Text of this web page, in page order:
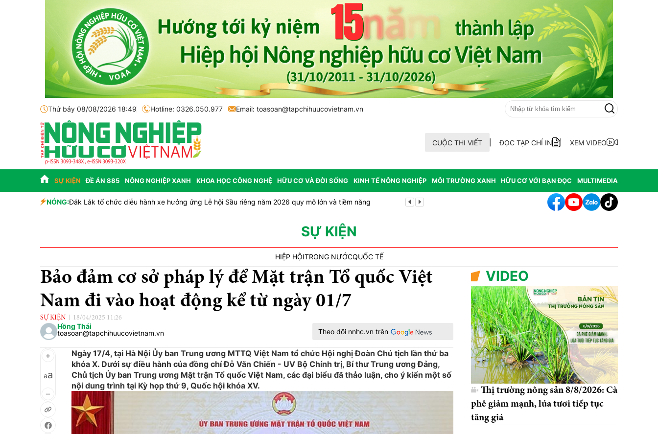
Thứ bảy 08/08/2026 18:49 Hotline: 0326.050.977 Email: toasoan@tapchihuucovietnam.vn
CUỘC THI VIẾT ĐỌC TẠP CHÍ IN XEM VIDEO
SỰ KIỆN ĐỀ ÁN 885 NÔNG NGHIỆP XANH KHOA HỌC CÔNG NGHỆ HỮU CƠ VÀ ĐỜI SỐNG KINH TẾ NÔNG NGHIỆP MÔI TRƯỜNG XANH HỮU CƠ VỚI BẠN ĐỌC MULTIMEDIA
NÓNG:Đắk Lắk tổ chức diễu hành xe hưởng ứng Lễ hội Sầu riêng năm 2026 quy mô lớn và tiềm năng Vĩnh Long phát hiện 9 mẫu xăng dầu kém chất lượng
SỰ KIỆN
HIỆP HỘITRONG NƯỚCQUỐC TẾ
Bảo đảm cơ sở pháp lý để Mặt trận Tổ quốc Việt
Nam đi vào hoạt động kể từ ngày 01/7
SỰ KIỆN 18/04/2025 11:26
Hồng Thái
toasoan@tapchihuucovietnam.vn
Theo dõi nnhc.vn trên
aa
Ngày 17/4, tại Hà Nội Ủy ban Trung ương MTTQ Việt Nam tổ chức Hội nghị Đoàn Chủ tịch lần thứ ba
khóa X. Dưới sự điều hành của đồng chí Đỗ Văn Chiến - UV Bộ Chính trị, Bí thư Trung ương Đảng,
Chủ tịch Ủy ban Trung ương Mặt trận Tổ quốc Việt Nam, các đại biểu đã thảo luận, cho ý kiến một số
nội dung trình tại Kỳ họp thứ 9, Quốc hội khóa XV.
VIDEO
Thị trường nông sản 8/8/2026: Cà
phê giảm mạnh, lúa tươi tiếp tục
tăng giá